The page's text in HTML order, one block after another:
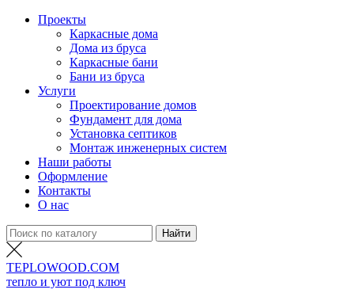
Проекты
Каркасные дома
Дома из бруса
Каркасные бани
Бани из бруса
Услуги
Проектирование домов
Фундамент для дома
Установка септиков
Монтаж инженерных систем
Наши работы
Оформление
Контакты
О нас
TEPLOWOOD.COM
тепло и уют под ключ